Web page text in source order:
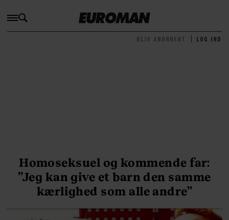
BLIV ABONNENT LOG IND
Homoseksuel og kommende far:
”Jeg kan give et barn den samme
kærlighed som alle andre”